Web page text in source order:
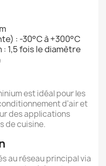
: -30°C à +300°C
1,5 fois le diamètre
est idéal pour les
d'air et
des applications
de cuisine.
au réseau principal via